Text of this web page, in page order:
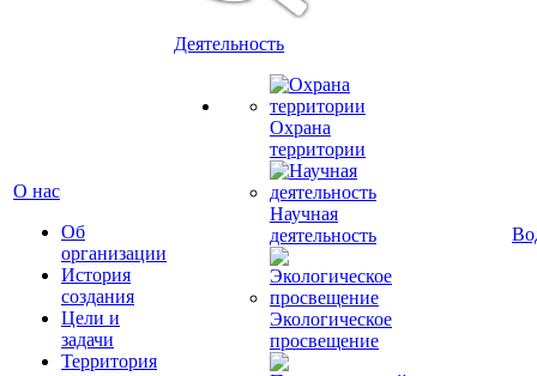
О нас
Об
организации
История
создания
Цели и
задачи
Территория
Деятельность
Охрана
территории
Научная
деятельность
Экологическое
просвещение